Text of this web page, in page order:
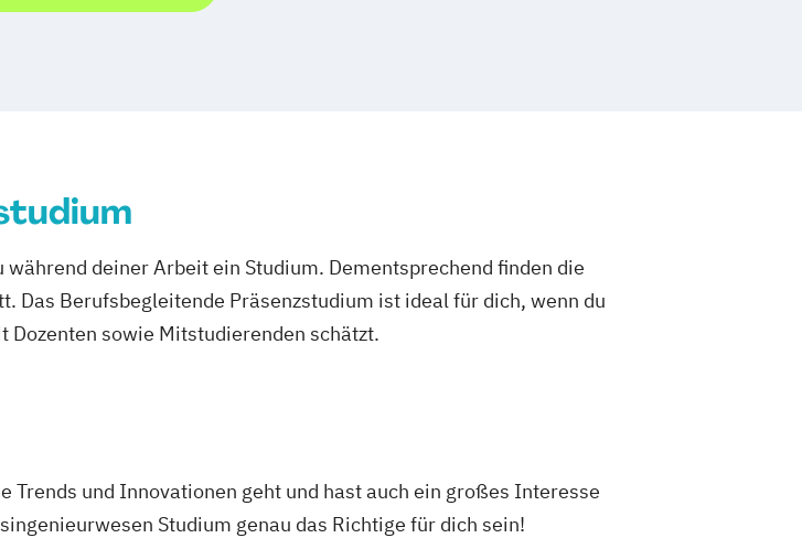
deiner Arbeit ein Studium. Dementsprechend finden die
Das Berufsbegleitende Präsenzstudium ist ideal für dich, wenn du
sowie Mitstudierenden schätzt.
und Innovationen geht und hast auch ein großes Interesse
Studium genau das Richtige für dich sein!